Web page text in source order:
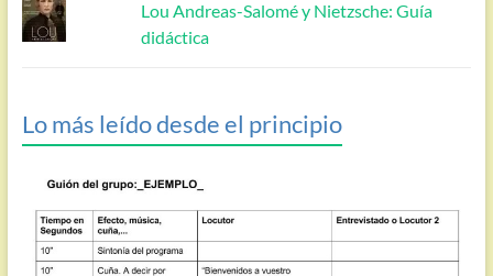
Lou Andreas-Salomé y Nietzsche: Guía
didáctica
Lo más leído desde el principio